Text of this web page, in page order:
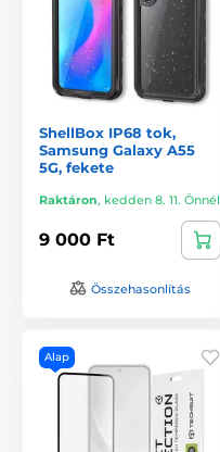
ShellBox IP68 tok,
Samsung Galaxy A55
5G, fekete
Raktáron, kedden 8. 11. Önnél
9 000 Ft
Összehasonlítás
Alap